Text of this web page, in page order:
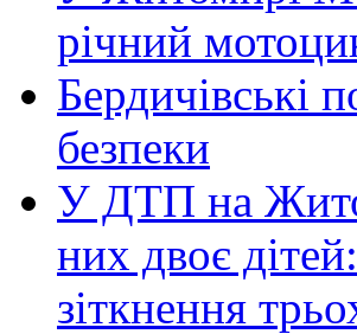
річний
Бердичівські
безпеки
У ДТП на
них двоє
зіткнення